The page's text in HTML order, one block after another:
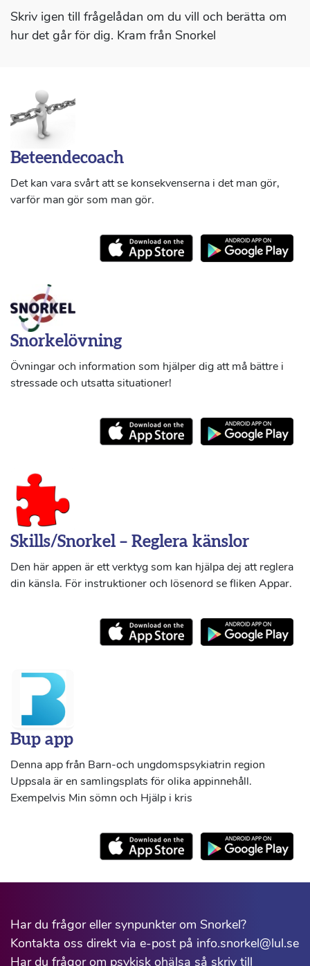
Skriv igen till frågelådan om du vill och berätta om
hur det går för dig. Kram från Snorkel
Beteendecoach
Det kan vara svårt att se konsekvenserna i det man gör,
varför man gör som man gör.
Snorkelövning
Övningar och information som hjälper dig att må bättre i
stressade och utsatta situationer!
Skills/Snorkel – Reglera känslor
Den här appen är ett verktyg som kan hjälpa dej att reglera
din känsla. För instruktioner och lösenord se fliken Appar.
Bup app
Denna app från Barn-och ungdomspsykiatrin region
Uppsala är en samlingsplats för olika appinnehåll.
Exempelvis Min sömn och Hjälp i kris
Har du frågor eller synpunkter om Snorkel?
Kontakta oss direkt via e-post på info.snorkel@lul.se
Har du frågor om psykisk ohälsa så skriv till